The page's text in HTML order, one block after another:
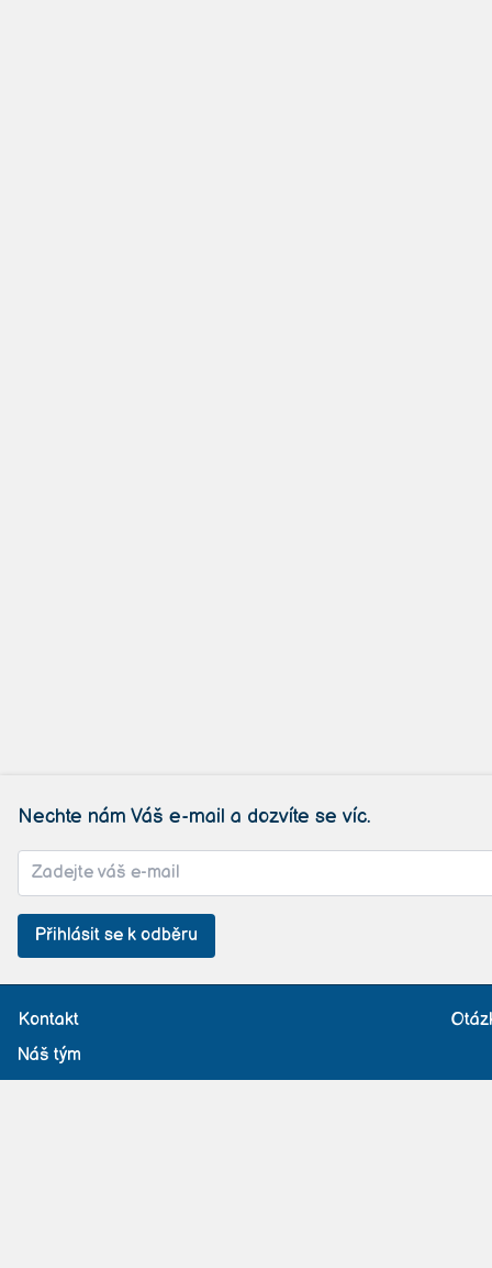
Nechte nám Váš e-mail a dozvíte se víc.
Přihlásit se k odběru
Kontakt
Náš tým